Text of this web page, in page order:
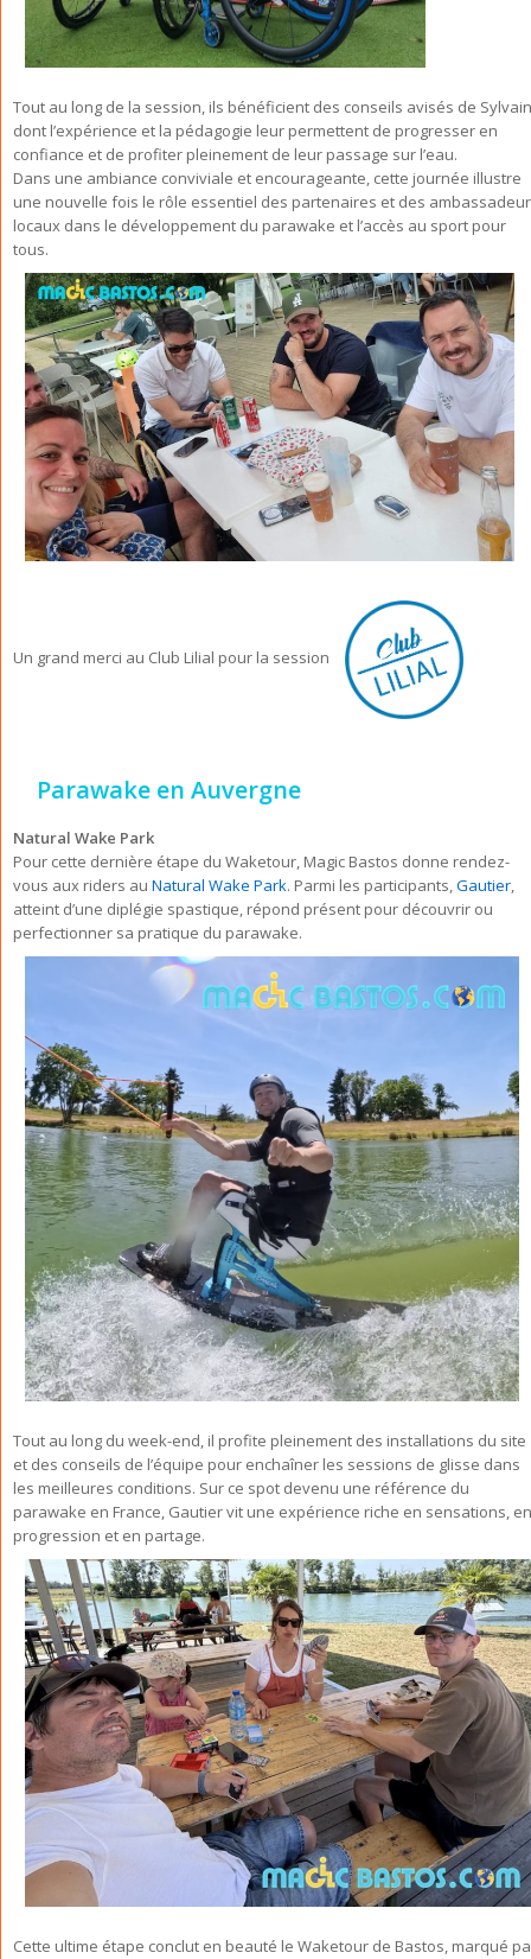
Tout au long de la session, ils bénéficient des conseils avisés de
dont l’expérience et la pédagogie leur permettent de progresser en
confiance et de profiter pleinement de leur passage sur l’eau.
Dans une ambiance conviviale et encourageante, cette journée illustre
une nouvelle fois le rôle essentiel des partenaires et des
locaux dans le développement du parawake et l’accès au sport pour
tous.
Un grand merci au Club Lilial pour la session
Parawake en Auvergne
Natural Wake Park
Pour cette dernière étape du Waketour, Magic Bastos donne rendez-
vous aux riders au Natural Wake Park. Parmi les participants,Gautier,
atteint d’une diplégie spastique, répond présent pour découvrir ou
perfectionner sa pratique du parawake.
Tout au long du week-end, il profite pleinement des installations du site
et des conseils de l’équipe pour enchaîner les sessions de glisse dans
les meilleures conditions. Sur ce spot devenu une référence du
parawake en France, Gautier vit une expérience riche en sensations, en
progression et en partage.
Cette ultime étape conclut en beauté le Waketour de Bastos, marqué